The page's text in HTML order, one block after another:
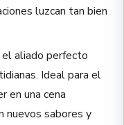
luzcan tan bien
aliado perfecto
Ideal para el
en una cena
nuevos sabores y